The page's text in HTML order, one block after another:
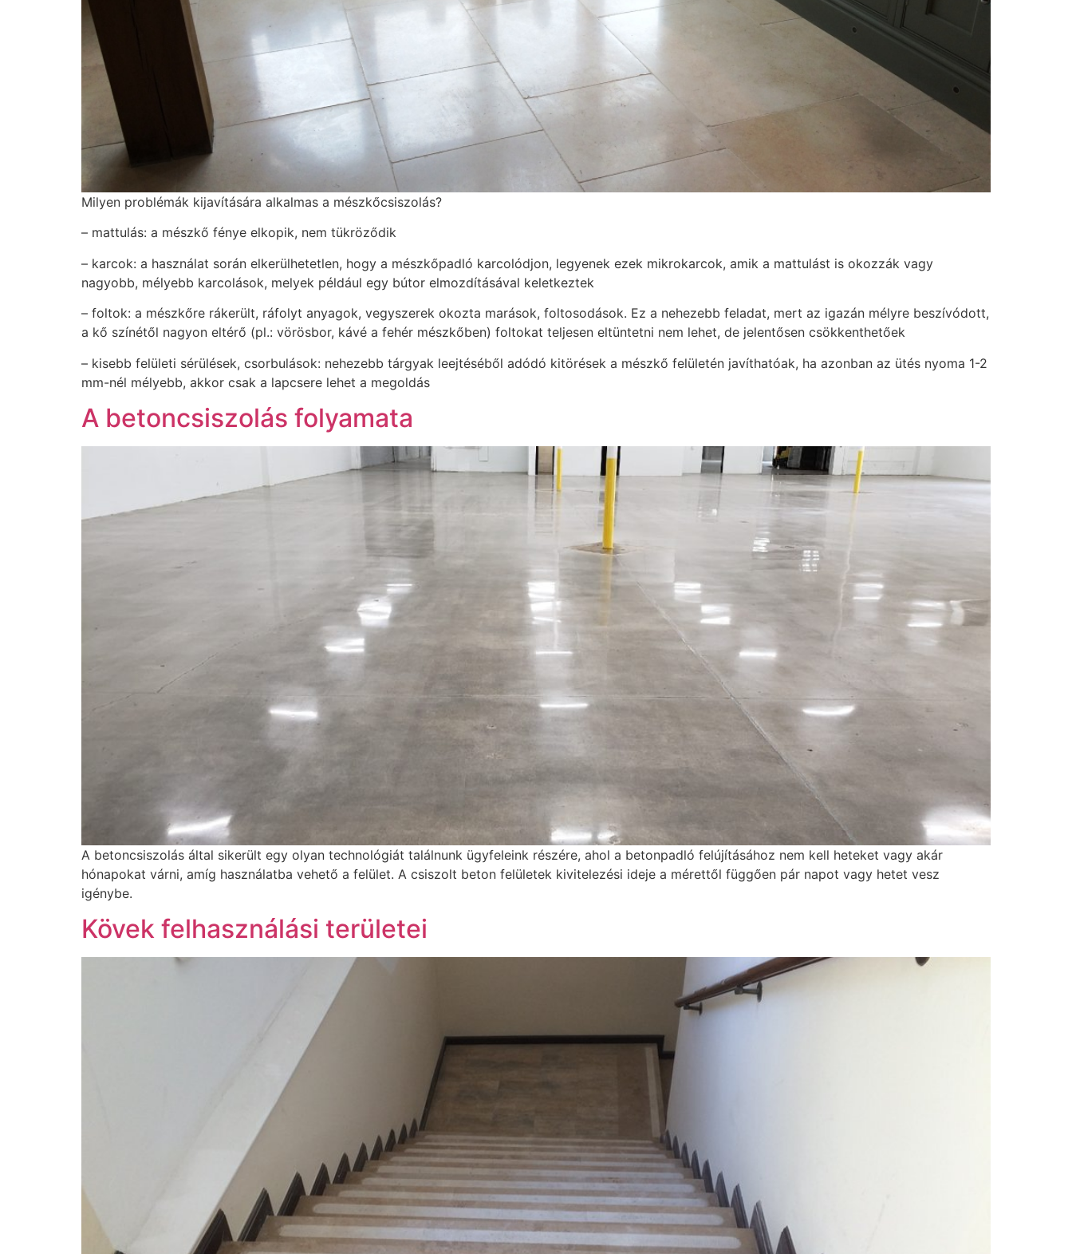
Milyen problémák kijavítására alkalmas a mészkőcsiszolás?
– mattulás: a mészkő fénye elkopik, nem tükröződik
– karcok: a használat során elkerülhetetlen, hogy a mészkőpadló karcolódjon, legyenek ezek mikrokarcok, amik a mattulást is okozzák vagy
nagyobb, mélyebb karcolások, melyek például egy bútor elmozdításával keletkeztek
– foltok: a mészkőre rákerült, ráfolyt anyagok, vegyszerek okozta marások, foltosodások. Ez a nehezebb feladat, mert az igazán mélyre beszívódott,
a kő színétől nagyon eltérő (pl.: vörösbor, kávé a fehér mészkőben) foltokat teljesen eltüntetni nem lehet, de jelentősen csökkenthetőek
– kisebb felületi sérülések, csorbulások: nehezebb tárgyak leejtéséből adódó kitörések a mészkő felületén javíthatóak, ha azonban az ütés nyoma 1-2
mm-nél mélyebb, akkor csak a lapcsere lehet a megoldás
A betoncsiszolás folyamata
A betoncsiszolás által sikerült egy olyan technológiát találnunk ügyfeleink részére, ahol a betonpadló felújításához nem kell heteket vagy akár
hónapokat várni, amíg használatba vehető a felület. A csiszolt beton felületek kivitelezési ideje a mérettől függően pár napot vagy hetet vesz
igénybe.
Kövek felhasználási területei